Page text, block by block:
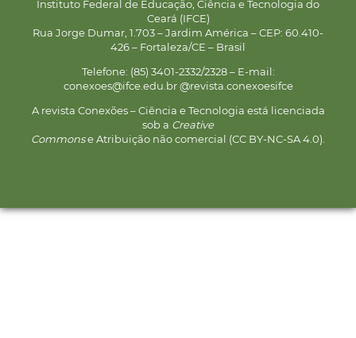
Instituto Federal de Educação, Ciência e Tecnologia do
Ceará (IFCE)
Rua Jorge Dumar, 1.703 – Jardim América – CEP: 60.410-
426 – Fortaleza/CE – Brasil
Telefone: (85) 3401-2332/2328 – E-mail:
conexoes@ifce.edu.br @revista.conexoesifce
A revista Conexões – Ciência e Tecnologia está licenciada
sob a Creative
Commonse Atribuição não comercial (CC BY-NC-SA 4.0).